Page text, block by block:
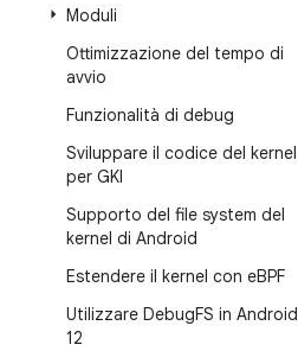
Moduli
Ottimizzazione del tempo di
avvio
Funzionalità di debug
Sviluppare il codice del kernel
per GKI
Supporto del file system del
kernel di Android
Estendere il kernel con eBPF
Utilizzare DebugFS in Android
12